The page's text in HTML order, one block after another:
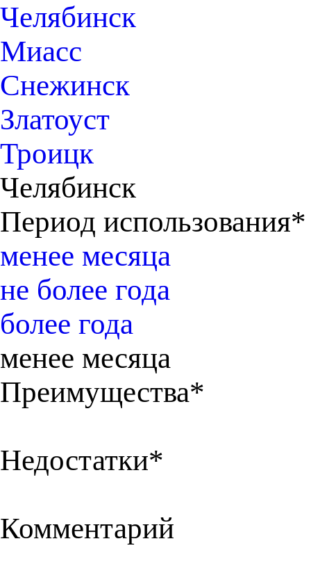
Челябинск
Миасс
Снежинск
Златоуст
Троицк
Челябинск
Период использования*
менее месяца
не более года
более года
менее месяца
Преимущества*
Недостатки*
Комментарий